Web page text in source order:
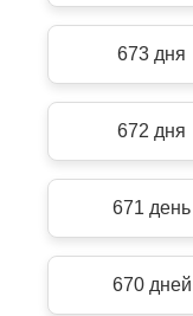
673 дня
672 дня
671 день
670 дней